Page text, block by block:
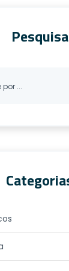
Pesquisa